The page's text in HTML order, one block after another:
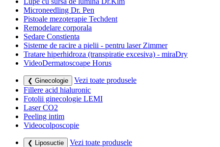
Microneedling Dr. Pen
Pistoale mezoterapie Techdent
Remodelare corporala
Sedare Constienta
Sisteme de racire a pielii - pentru laser Zimmer
Tratare hiperhidroza (transpiratie excesiva) - miraDry
VideoDermatoscoape Horus
❮ Ginecologie
Vezi toate produsele
Fillere acid hialuronic
Fotolii ginecologie LEMI
Laser CO2
Peeling intim
Videocolposcopie
❮ Liposuctie
Vezi toate produsele